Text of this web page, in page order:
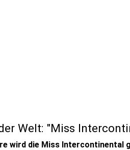
Welt: "Miss
wird die Miss Intercontinental